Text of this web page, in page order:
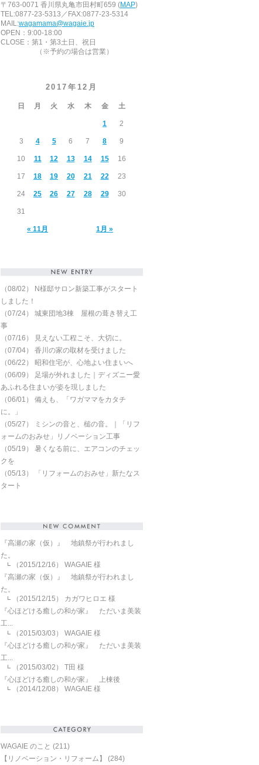
〒763-0071 香川県丸亀市田村町659 (MAP)
TEL:0877-23-5313／FAX:0877-23-5314
MAIL:wagamama@wagaie.jp
OPEN：9:00-18:00
CLOSE：第1・第3土日、祝日
（※予約の場合は営業）
2017年12月
日 月 火 水 木 金 土
« 11月 1月 »
1 2
3 4 5 6 7 8 9
10 11 12 13 14 15 16
17 18 19 20 21 22 23
24 25 26 27 28 29 30
31
（08/02）
N様邸サロン新築工事がスタート
しました！
（07/24） 城東団地3棟 屋根の葺き替え工
事
（07/16）
見えない工程こそ、大切に。
（07/04） 香川の家の取材を受けました
（06/22） 昭和住宅が、心地よい住まいへ
（06/09） 足場が外れました｜ディズニー愛
あふれる住まいが姿を現しました
（06/01） 備えも、「ワガママをカタチ
に。」
（05/27）
ミシンの音と、槌の音。｜「リフ
ォームのおみせ」リノベーション工事
（05/19） 暑くなる前に、エアコンのチェッ
クを
（05/13）
「リフォームのおみせ」新たなス
タート
『高瀬の家（仮）』 地鎮祭が行われまし
た。
（2015/12/16）
WAGAIE 様
『高瀬の家（仮）』 地鎮祭が行われまし
た。
（2015/12/15）
カガワヒロエ 様
『心ほどける癒しの和が家』 ただいま美装
工...
（2015/03/03）
WAGAIE 様
『心ほどける癒しの和が家』 ただいま美装
工...
（2015/03/02）
T田 様
『心ほどける癒しの和が家』 上棟後
（2014/12/08）
WAGAIE 様
WAGAIE のこと (211)
【リノベーション・リフォーム】
(284)